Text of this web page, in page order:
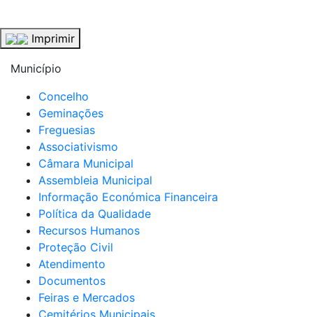
Imprimir
Município
Concelho
Geminações
Freguesias
Associativismo
Câmara Municipal
Assembleia Municipal
Informação Económica Financeira
Política da Qualidade
Recursos Humanos
Proteção Civil
Atendimento
Documentos
Feiras e Mercados
Cemitérios Municipais